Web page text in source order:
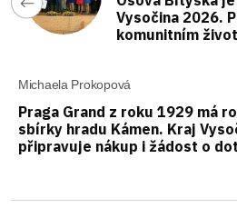
Vysočina 2026.
komunitním
Michaela Prokopová
Praga Grand z roku 1929 má
sbírky hradu Kámen. Kraj
připravuje nákup i žádost o